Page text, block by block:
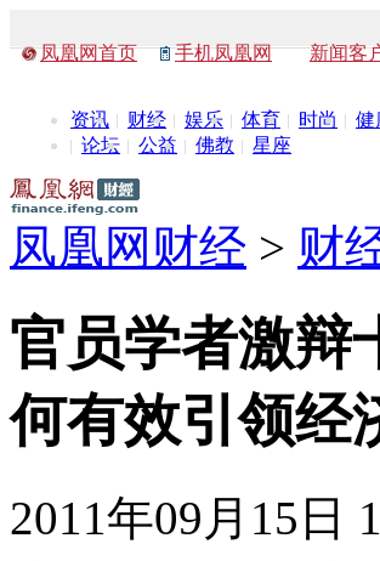
凤凰网首页 手机凤凰网 新闻客
资讯 财经 娱乐 体育 时尚 健
论坛
公益 佛教 星座
凤凰网财经 > 财
官员学者激辩
何有效引领经
2011年09月15日